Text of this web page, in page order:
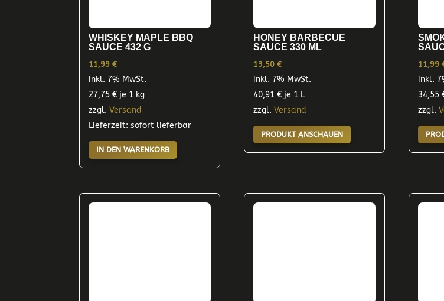
WHISKEY MAPLE BBQ
SAUCE 432 G
11,99€
inkl. 7% MwSt.
27,75€ je 1 kg
zzgl.Versand
Lieferzeit: sofort lieferbar
IN DEN WARENKORB
HONEY BARBECUE
SAUCE 330 ML
13,50€
inkl. 7% MwSt.
40,91€ je 1 L
zzgl.Versand
PRODUKT ANSCHAUEN
11,99
inkl.
34,55
zzgl.